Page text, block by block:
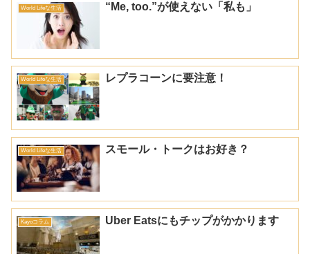
World Lifeな生活 “Me, too.”が使えない「私も」
World Lifeな生活 レプラコーンに要注意！
World Lifeな生活 スモール・トークはお好き？
Kayoコラム Uber Eatsにもチップがかかります